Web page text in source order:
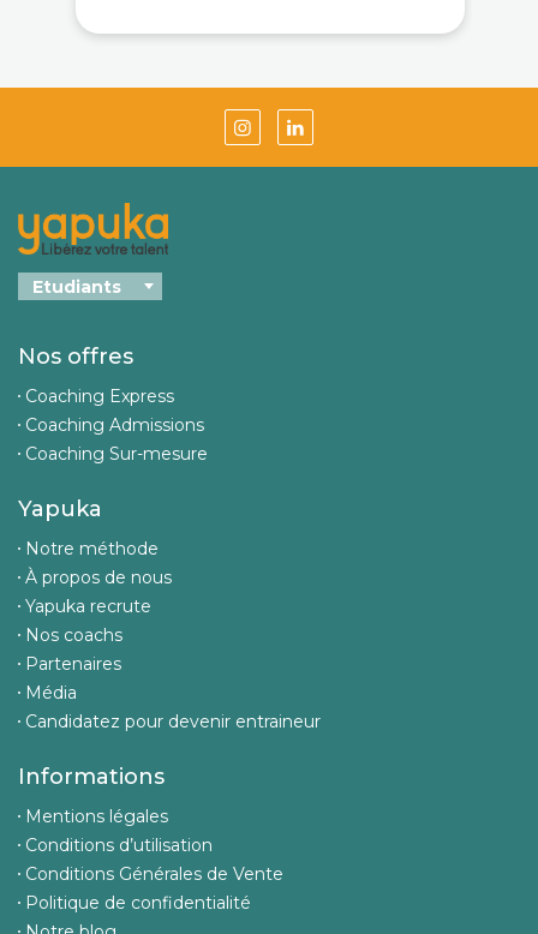
Nos offres
Coaching Express
Coaching Admissions
Coaching Sur-mesure
Yapuka
Notre méthode
À propos de nous
Yapuka recrute
Nos coachs
Partenaires
Média
Candidatez pour devenir entraineur
Informations
Mentions légales
Conditions d’utilisation
Conditions Générales de Vente
Politique de confidentialité